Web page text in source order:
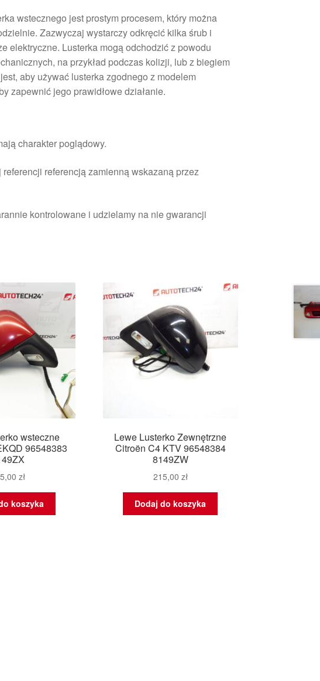
wstecznego jest prostym procesem, który można
Zazwyczaj wystarczy odkręcić kilka śrub i
elektryczne. Lusterka mogą odchodzić z powodu
na przykład podczas kolizji, lub z biegiem
aby używać lusterka zgodnego z modelem
zapewnić jego prawidłowe działanie.
charakter poglądowy.
referencją zamienną wskazaną przez
kontrolowane i udzielamy na nie gwarancji
wsteczne
96548383
zł
koszyka
Lewe Lusterko Zewnętrzne
Citroën C4 KTV 96548384
8149ZW
215,00 zł
Dodaj do koszyka